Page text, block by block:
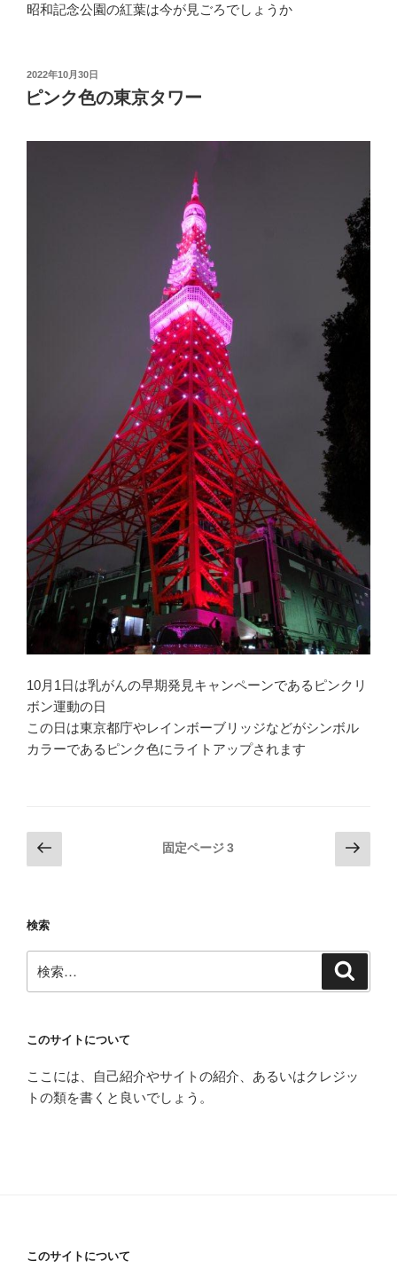
昭和記念公園の紅葉は今が見ごろでしょうか
投
稿
日:
2022年10月30日
ピンク色の東京タワー
10月1日は乳がんの早期発見キャンペーンであるピンクリ
ボン運動の日
この日は東京都庁やレインボーブリッジなどがシンボル
カラーであるピンク色にライトアップされます
投
稿
ペ
ジ
送
前
の
固定ページ3
次
の
検索
索:
このサイトについて
ここには、自己紹介やサイトの紹介、あるいはクレジッ
トの類を書くと良いでしょう。
このサイトについて